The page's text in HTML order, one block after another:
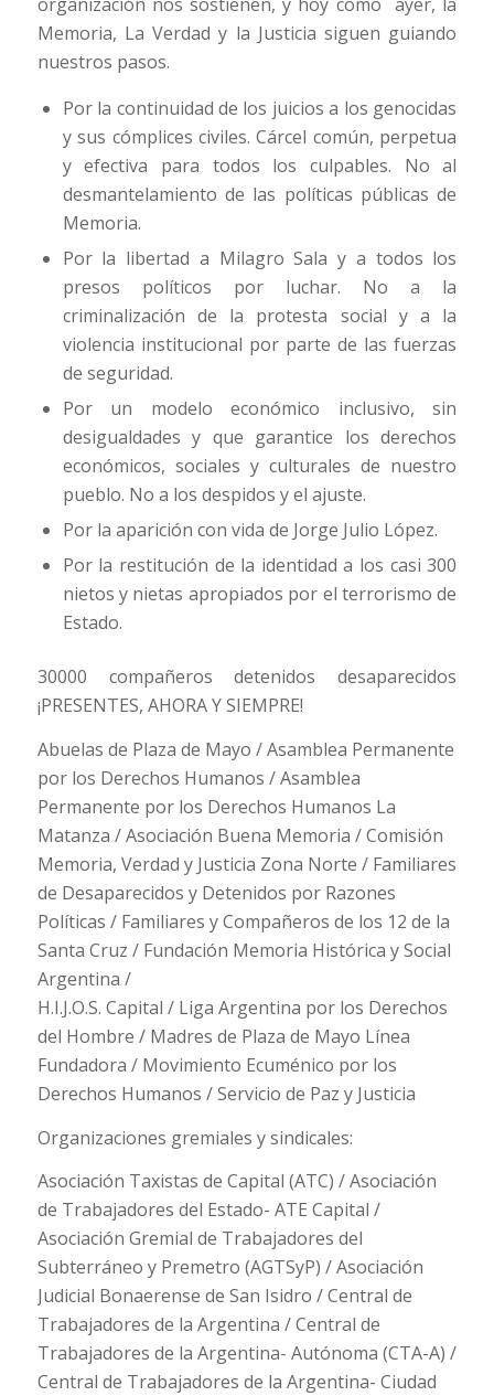
Memoria, La Verdad y la Justicia siguen guiando
nuestros pasos.
Por la continuidad de los juicios a los genocidas
y sus cómplices civiles. Cárcel común, perpetua
y efectiva para todos los culpables. No al
desmantelamiento de las políticas públicas de
Memoria.
Por la libertad a Milagro Sala y a todos los
presos políticos por luchar. No a la
criminalización de la protesta social y a la
violencia institucional por parte de las fuerzas
de seguridad.
Por un modelo económico inclusivo, sin
desigualdades y que garantice los derechos
económicos, sociales y culturales de nuestro
pueblo. No a los despidos y el ajuste.
Por la aparición con vida de Jorge Julio López.
Por la restitución de la identidad a los casi 300
nietos y nietas apropiados por el terrorismo de
Estado.
30000 compañeros detenidos desaparecidos
¡PRESENTES, AHORA Y SIEMPRE!
Abuelas de Plaza de Mayo / Asamblea Permanente
por los Derechos Humanos / Asamblea
Permanente por los Derechos Humanos La
Matanza / Asociación Buena Memoria / Comisión
Memoria, Verdad y Justicia Zona Norte / Familiares
de Desaparecidos y Detenidos por Razones
Políticas / Familiares y Compañeros de los 12 de la
Santa Cruz / Fundación Memoria Histórica y Social
Argentina /
H.I.J.O.S. Capital / Liga Argentina por los Derechos
del Hombre / Madres de Plaza de Mayo Línea
Fundadora / Movimiento Ecuménico por los
Derechos Humanos / Servicio de Paz y Justicia
Organizaciones gremiales y sindicales:
Asociación Taxistas de Capital (ATC) / Asociación
de Trabajadores del Estado- ATE Capital /
Asociación Gremial de Trabajadores del
Subterráneo y Premetro (AGTSyP) / Asociación
Judicial Bonaerense de San Isidro / Central de
Trabajadores de la Argentina / Central de
Trabajadores de la Argentina- Autónoma (CTA-A) /
Central de Trabajadores de la Argentina- Ciudad